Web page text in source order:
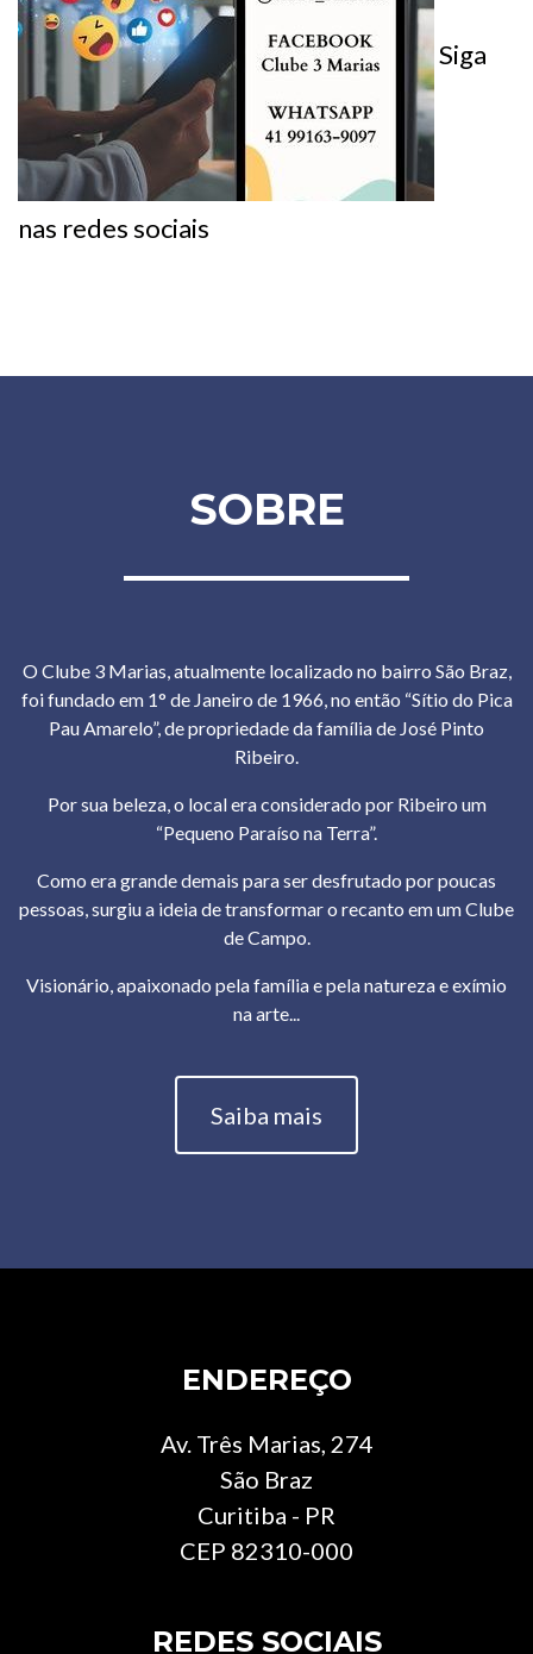
Siga
nas redes sociais
SOBRE
O Clube 3 Marias, atualmente localizado no bairro São Braz,
foi fundado em 1° de Janeiro de 1966, no então “Sítio do Pica
Pau Amarelo”, de propriedade da família de José Pinto
Ribeiro.
Por sua beleza, o local era considerado por Ribeiro um
“Pequeno Paraíso na Terra”.
Como era grande demais para ser desfrutado por poucas
pessoas, surgiu a ideia de transformar o recanto em um Clube
de Campo.
Visionário, apaixonado pela família e pela natureza e exímio
na arte...
Saiba mais
ENDEREÇO
Av. Três Marias, 274
São Braz
Curitiba - PR
CEP 82310-000
REDES SOCIAIS